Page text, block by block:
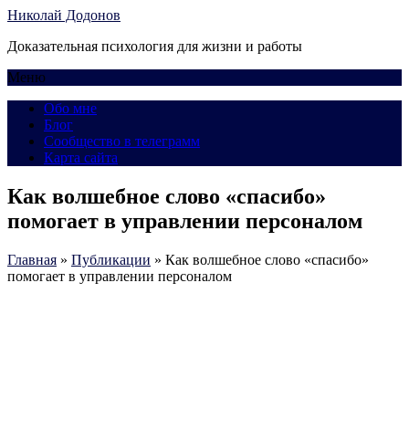
Николай Додонов
Доказательная психология для жизни и работы
Меню
Обо мне
Блог
Сообщество в телеграмм
Карта сайта
Как волшебное слово «спасибо»
помогает в управлении персоналом
Главная » Публикации » Как волшебное слово «спасибо»
помогает в управлении персоналом